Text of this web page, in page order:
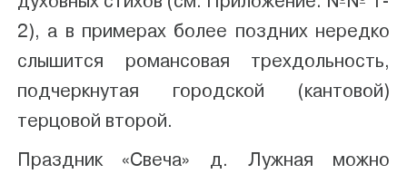
2), а в примерах более поздних нередко
слышится романсовая трехдольность,
подчеркнутая городской (кантовой)
терцовой второй.
Праздник «Свеча» д. Лужная можно